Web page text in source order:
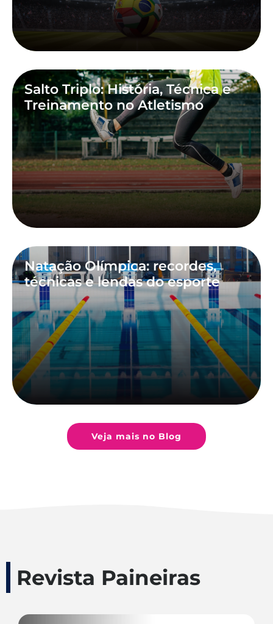
Salto Triplo: História, Técnica e
Treinamento no Atletismo
Natação Olímpica: recordes,
técnicas e lendas do esporte
Veja mais no Blog
Revista Paineiras